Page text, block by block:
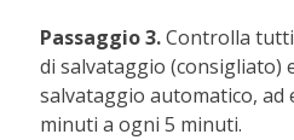
Passaggio 3.Controlla
di salvataggio (consigliato)
salvataggio automatico, ad
minuti a ogni 5 minuti.